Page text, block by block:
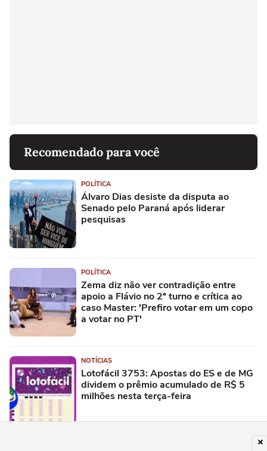
Recomendado para você
POLÍTICA
Álvaro Dias desiste da disputa ao
Senado pelo Paraná após liderar
pesquisas
POLÍTICA
Zema diz não ver contradição entre
apoio a Flávio no 2º turno e crítica ao
caso Master: 'Prefiro votar em um copo
a votar no PT'
NOTÍCIAS
Lotofácil 3753: Apostas do ES e de MG
dividem o prêmio acumulado de R$ 5
milhões nesta terça-feira